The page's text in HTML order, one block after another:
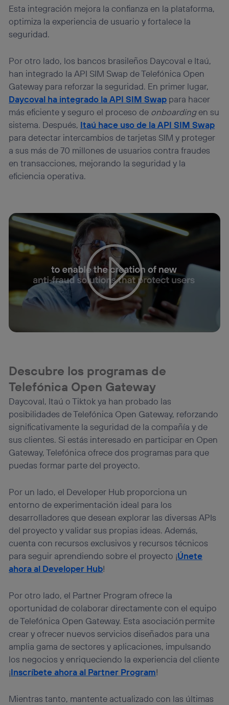
Esta integración mejora la confianza en la plataforma,
optimiza la experiencia de usuario y fortalece la
seguridad.
Por otro lado, los bancos brasileños Daycoval e Itaú,
han integrado la API SIM Swap de Telefónica Open
Gateway para reforzar la seguridad. En primer lugar,
Daycoval ha integrado la API SIM Swap para hacer
más eficiente y seguro el proceso de onboardingen su
sistema. Después, Itaú hace uso de la API SIM Swap
para detectar intercambios de tarjetas SIM y proteger
a sus más de 70 millones de usuarios contra fraudes
en transacciones, mejorando la seguridad y la
eficiencia operativa.
Tu configuración de cookies no permite la visualización de
este contenido
Configurar cookies
Descubre los programas de
Telefónica Open Gateway
Daycoval, Itaú o Tiktok ya han probado las
posibilidades de Telefónica Open Gateway, reforzando
significativamente la seguridad de la compañía y de
sus clientes. Si estás interesado en participar en Open
Gateway, Telefónica ofrece dos programas para que
puedas formar parte del proyecto.
Por un lado, el Developer Hub proporciona un
entorno de experimentación ideal para los
desarrolladores que desean explorar las diversas APIs
del proyecto y validar sus propias ideas. Además,
cuenta con recursos exclusivos y recursos técnicos
para seguir aprendiendo sobre el proyecto ¡Únete
ahora al Developer Hub!
Por otro lado, el Partner Program ofrece la
oportunidad de colaborar directamente con el equipo
de Telefónica Open Gateway. Esta asociación permite
crear y ofrecer nuevos servicios diseñados para una
amplia gama de sectores y aplicaciones, impulsando
los negocios y enriqueciendo la experiencia del cliente
¡Inscríbete ahora al Partner Program!
Mientras tanto, mantente actualizado con las últimas